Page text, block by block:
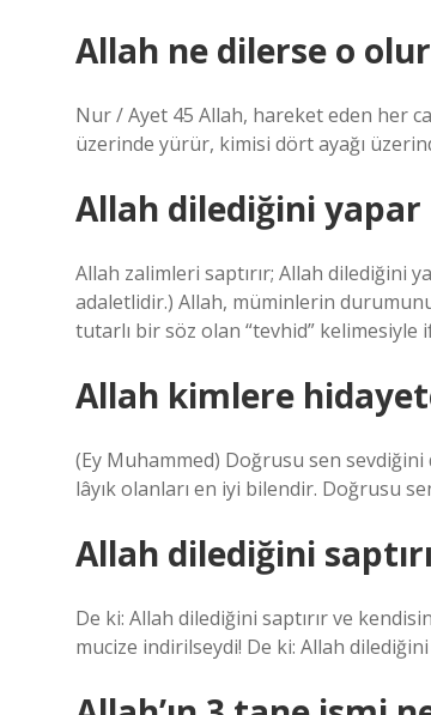
Allah ne dilerse o
Nur / Ayet 45 Allah, hareket eden her
üzerinde yürür, kimisi dört ayağı
Allah dilediğini yapar
Allah zalimleri saptırır; Allah dilediğini
adaletlidir.) Allah, müminlerin
tutarlı bir söz olan “tevhid” kelimesiyle
Allah kimlere
(Ey Muhammed) Doğrusu sen
lâyık olanları en iyi bilendir. Doğrusu
Allah dilediğini
De ki: Allah dilediğini saptırır ve
mucize indirilseydi! De ki: Allah